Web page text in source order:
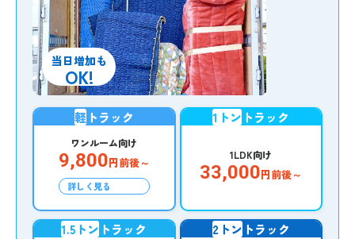
当日増加も
OK!
軽トラック
ワンルーム向け
9,800円前後～
詳しく見る
1トン トラック
1LDK向け
33,000円前後～
1.5トン トラック 2トン トラック